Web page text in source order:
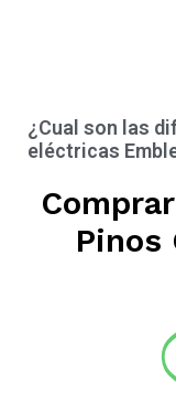
¿Cual son las
eléctricas
Pinos